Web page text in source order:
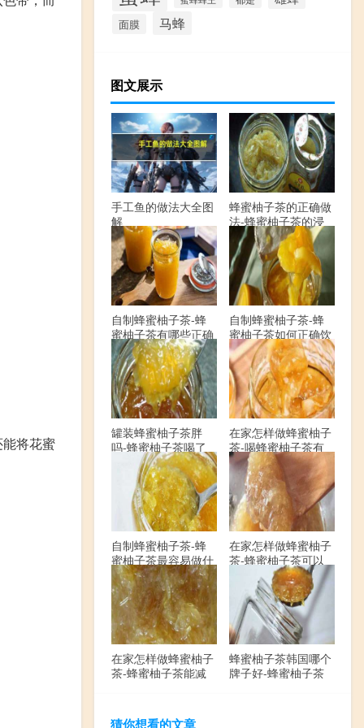
将花蜜
面膜 马蜂
图文展示
手工鱼的做法大全图
解
蜂蜜柚子茶的正确做
法-蜂蜜柚子茶的浸
泡方法有哪些？
自制蜂蜜柚子茶-蜂
蜜柚子茶有哪些正确
的做法？
自制蜂蜜柚子茶-蜂
蜜柚子茶如何正确饮
用？
罐装蜂蜜柚子茶胖
吗-蜂蜜柚子茶喝了
会发胖吗？
在家怎样做蜂蜜柚子
茶-喝蜂蜜柚子茶有
哪些禁忌？
自制蜂蜜柚子茶-蜂
蜜柚子茶最容易做什
么？
在家怎样做蜂蜜柚子
茶-蜂蜜柚子茶可以
解酒吗？
在家怎样做蜂蜜柚子
茶-蜂蜜柚子茶能减
蜂蜜柚子茶韩国哪个
牌子好-蜂蜜柚子茶
猜你想看的文章